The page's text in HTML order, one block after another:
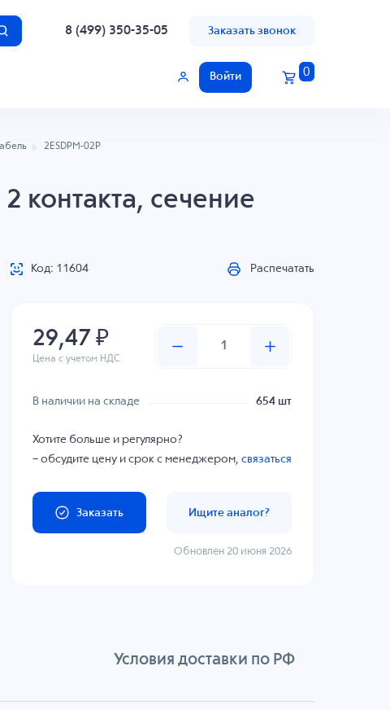
8 (499) 350-35-05 Заказать звонок
Войти 0
2ESDPM-02P
контакта, сечение
Код: 11604 Распечатать
29,47 ₽
Цена с учетом НДС
В наличии на складе 654 шт
Хотите больше и регулярно?
– обсудите цену и срок с менеджером,связаться
Заказать Ищите аналог?
Обновлен 20 июня 2026
Условия доставки по РФ